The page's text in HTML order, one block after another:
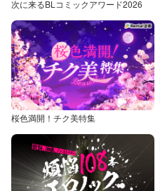
次に来るBLコミックアワード2026
桜色満開！チク美特集